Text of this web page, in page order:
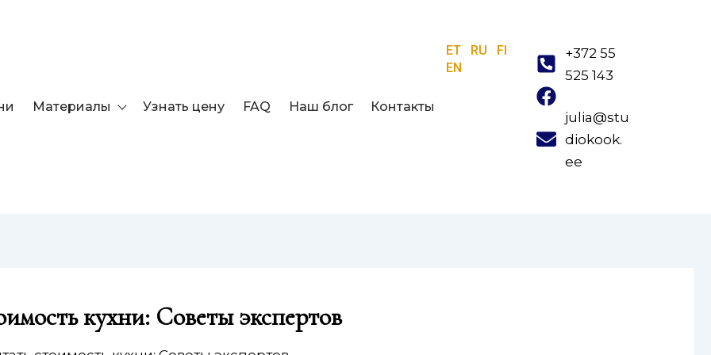
Материалы Узнать цену FAQ Наш блог Контакты
ET RU
FI
EN
+372 55
525 143
julia@stu
diokook.
ee
кухни: Советы экспертов